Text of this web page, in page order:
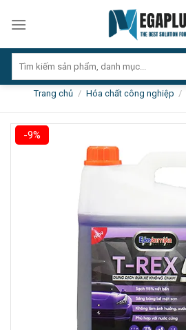
kiếm:
Trang chủ / Hóa chất công nghiệp /
-9%